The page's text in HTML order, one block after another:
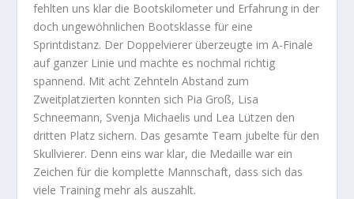
fehlten uns klar die Bootskilometer und Erfahrung in der
doch ungewöhnlichen Bootsklasse für eine
Sprintdistanz. Der Doppelvierer überzeugte im A-Finale
auf ganzer Linie und machte es nochmal richtig
spannend. Mit acht Zehnteln Abstand zum
Zweitplatzierten konnten sich Pia Groß, Lisa
Schneemann, Svenja Michaelis und Lea Lützen den
dritten Platz sichern. Das gesamte Team jubelte für den
Skullvierer. Denn eins war klar, die Medaille war ein
Zeichen für die komplette Mannschaft, dass sich das
viele Training mehr als auszahlt.